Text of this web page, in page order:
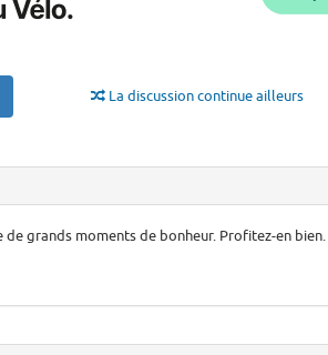
La discussion continue ailleurs
grands moments de bonheur. Profitez-en bien.